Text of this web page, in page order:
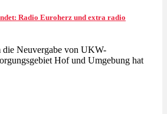
Radio Euroherz und extra radio
die Neuvergabe von UKW-
Hof und Umgebung hat